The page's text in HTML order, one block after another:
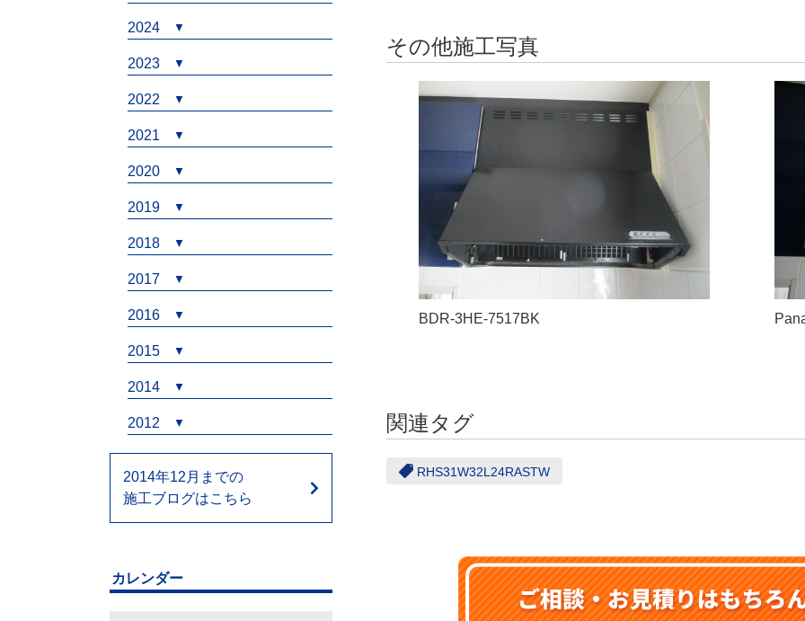
その他施工写真
BDR-3HE-7517BK
関連タグ
RHS31W32L24RASTW
2024
2023
2022
2021
2020
2019
2018
2017
2016
2015
2014
2012
2014年12月までの
施工ブログはこちら
カレンダー